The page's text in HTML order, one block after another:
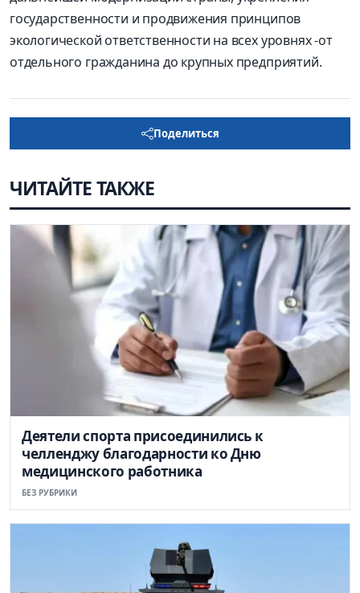
государственности и продвижения принципов
экологической ответственности на всех уровнях-от
отдельного гражданина до крупных предприятий.
Поделиться
ЧИТАЙТЕ ТАКЖЕ
Деятели спорта присоединились к
челленджу благодарности ко Дню
медицинского работника
БЕЗ РУБРИКИ